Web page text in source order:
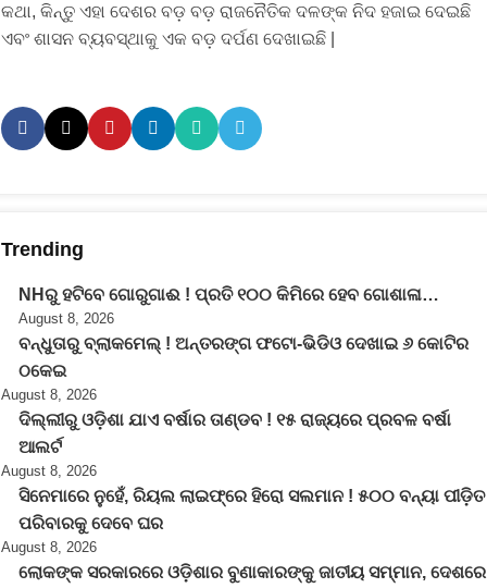
କଥା, କିନ୍ତୁ ଏହା ଦେଶର ବଡ଼ ବଡ଼ ରାଜନୈତିକ ଦଳଙ୍କ ନିଦ ହଜାଇ ଦେଇଛି
ଏବଂ ଶାସନ ବ୍ୟବସ୍ଥାକୁ ଏକ ବଡ଼ ଦର୍ପଣ ଦେଖାଇଛି |
Trending
NHରୁ ହଟିବେ ଗୋରୁଗାଈ ! ପ୍ରତି ୧୦୦ କିମିରେ ହେବ ଗୋଶାଳା…
August 8, 2026
ବନ୍ଧୁତାରୁ ବ୍ଲାକମେଲ୍ ! ଅନ୍ତରଙ୍ଗ ଫଟୋ-ଭିଡିଓ ଦେଖାଇ ୬ କୋଟିର
ଠକେଇ
August 8, 2026
ଦିଲ୍ଲୀରୁ ଓଡ଼ିଶା ଯାଏ ବର୍ଷାର ତାଣ୍ଡବ ! ୧୫ ରାଜ୍ୟରେ ପ୍ରବଳ ବର୍ଷା
ଆଲର୍ଟ
August 8, 2026
ସିନେମାରେ ନୁହେଁ, ରିୟଲ ଲାଇଫ୍‌ରେ ହିରୋ ସଲମାନ ! ୫୦୦ ବନ୍ୟା ପୀଡ଼ିତ
ପରିବାରକୁ ଦେବେ ଘର
August 8, 2026
ଲୋକଙ୍କ ସରକାରରେ ଓଡ଼ିଶାର ବୁଣାକାରଙ୍କୁ ଜାତୀୟ ସମ୍ମାନ, ଦେଶରେ